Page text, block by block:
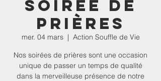
Soirée de
prières
mer. 04 mars
  |
Action Souffle de Vie
Nos soirées de prières sont une occasion
unique de passer un temps de qualité
dans la merveilleuse présence de notre